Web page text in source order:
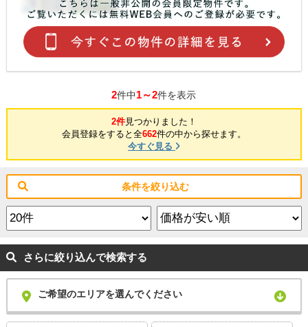
2件中1～2件を表示
2件見つかりました！
会員登録をすると全662件の中から探せます。
今すぐ見る
条件を絞り込む
さらに絞り込んで検索する
ご希望のエリアを選んでください